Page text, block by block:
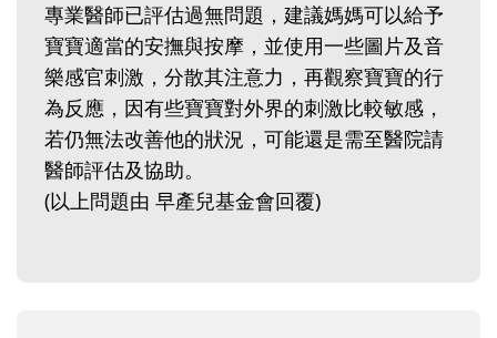
專業醫師已評估過無問題，建議媽媽可以給予
寶寶適當的安撫與按摩，並使用一些圖片及音
樂感官刺激，分散其注意力，再觀察寶寶的行
為反應，因有些寶寶對外界的刺激比較敏感，
若仍無法改善他的狀況，可能還是需至醫院請
醫師評估及協助。
(以上問題由 早產兒基金會回覆)